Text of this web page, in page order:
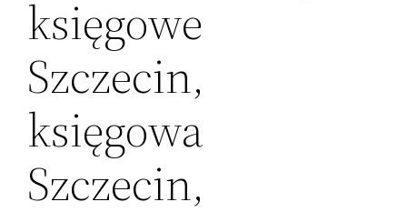
księgowe
Szczecin,
księgowa
Szczecin,